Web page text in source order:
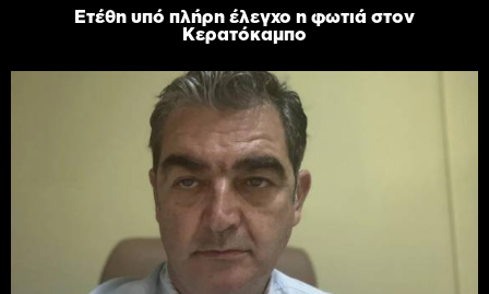
Ετέθη υπό πλήρη έλεγχο η φωτιά στον
Κερατόκαμπο